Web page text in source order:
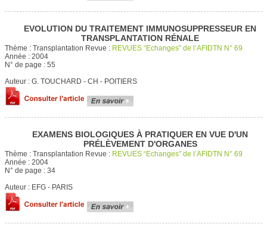
EVOLUTION DU TRAITEMENT IMMUNOSUPPRESSEUR EN
TRANSPLANTATION RÉNALE
Thème : Transplantation Revue : REVUES “Echanges” de l’AFIDTN N° 69
Année : 2004
N° de page : 55
Auteur : G. TOUCHARD - CH - POITIERS
EXAMENS BIOLOGIQUES À PRATIQUER EN VUE D'UN
PRÉLÈVEMENT D'ORGANES
Thème : Transplantation Revue : REVUES “Echanges” de l’AFIDTN N° 69
Année : 2004
N° de page : 34
Auteur : EFG - PARIS